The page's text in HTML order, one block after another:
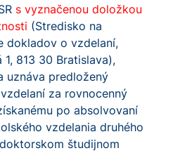
s vyznačenou doložkou
(Stredisko na
dokladov o vzdelaní,
1, 813 30 Bratislava),
uznáva predložený
za rovnocenný
po absolvovaní
vzdelania druhého
študijnom